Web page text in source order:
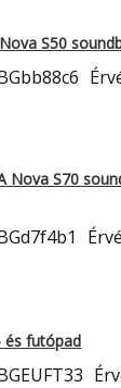
S50
Nova S70
és futópad